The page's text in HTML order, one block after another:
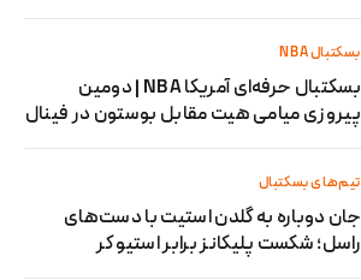
بسکتبال NBA
بسکتبال حرفه‌ای آمریکا NBA | دومین
پیروزی میامی هیت مقابل بوستون در فینال
تیم‌های بسکتبال
جان دوباره به گلدن استیت با دست‌های
راسل؛ شکست پلیکانز برابر استیو کر